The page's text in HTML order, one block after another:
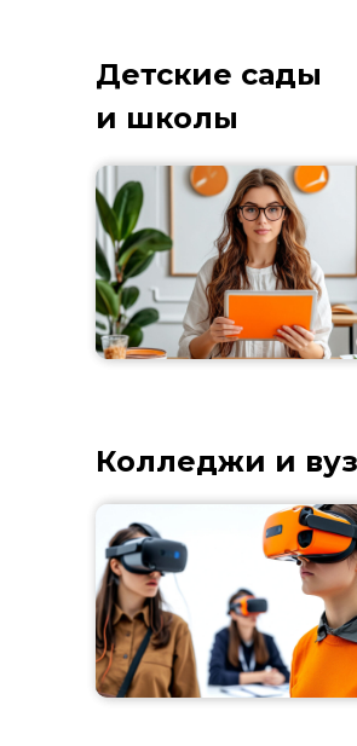
Детские сады
и школы
Колледжи и